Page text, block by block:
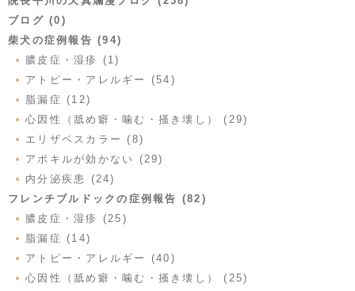
ブログ (0)
柴犬の症例報告 (94)
膿皮症・湿疹 (1)
アトピー・アレルギー (54)
脂漏症 (12)
心因性（舐め癖・噛む・掻き壊し） (29)
エリザベスカラー (8)
アポキルが効かない (29)
内分泌疾患 (24)
フレンチブルドックの症例報告 (82)
膿皮症・湿疹 (25)
脂漏症 (14)
アトピー・アレルギー (40)
心因性（舐め癖・噛む・掻き壊し） (25)